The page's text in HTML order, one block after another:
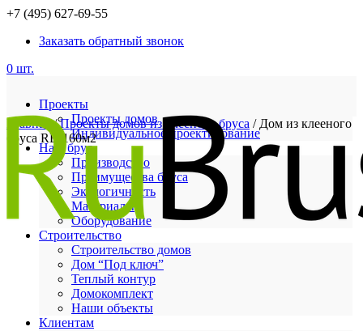
+7 (495) 627-69-55
Заказать обратный звонок
0 шт.
Проекты
Проекты домов
Индивидуальное проектирование
Наш брус
Производство
Преимущества бруса
Экологичность
Материалы
Оборудование
Строительство
Строительство домов
Дом “Под ключ”
Теплый контур
Домокомплект
Наши объекты
Клиентам
Главная/Проекты домов из клееного бруса / Дом из клееного
бруса RB-160м2